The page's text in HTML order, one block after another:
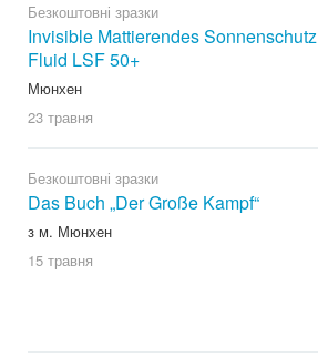
Безкоштовні зразки
Invisible Mattierendes Sonnenschutz
Fluid LSF 50+
Мюнхен
23 травня
Безкоштовні зразки
Das Buch „Der Große Kampf“
з м. Мюнхен
15 травня